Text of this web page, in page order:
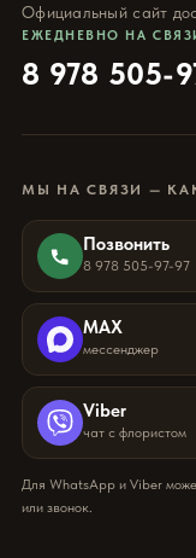
Официальный сайт
ЕЖЕДНЕВНО НА
8 978 505-
МЫ НА СВЯЗИ —
Позвонить
8 978 505-97-97
MAX
мессенджер
Viber
чат с флористом
Для WhatsApp и Viber
или звонок.